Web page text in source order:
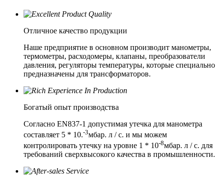
Отличное качество продукции
Наше предприятие в основном производит манометры,
термометры, расходомеры, клапаны, преобразователи
давления, регуляторы температуры, которые специально
предназначены для трансформаторов.
Богатый опыт производства
Согласно EN837-1 допустимая утечка для манометра
составляет 5 * 10.-3мбар. л / с. и мы можем
контролировать утечку на уровне 1 * 10-8мбар. л / с. для
требований сверхвысокого качества в промышленности.